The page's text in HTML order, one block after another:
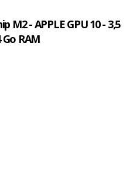
M2 - APPLE GPU 10 - 3,5
Go RAM